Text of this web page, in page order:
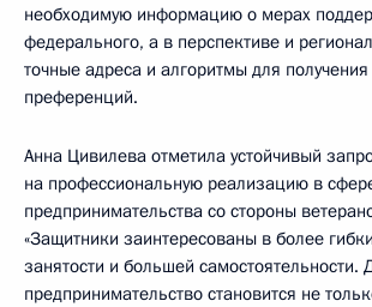
необходимую информацию о мерах
федерального, а в перспективе и
точные адреса и алгоритмы для
преференций.
Анна Цивилева отметила устойчивый
на профессиональную реализацию в
предпринимательства со стороны
«Защитники заинтересованы в более
занятости и большей самостоятельности.
предпринимательство становится не